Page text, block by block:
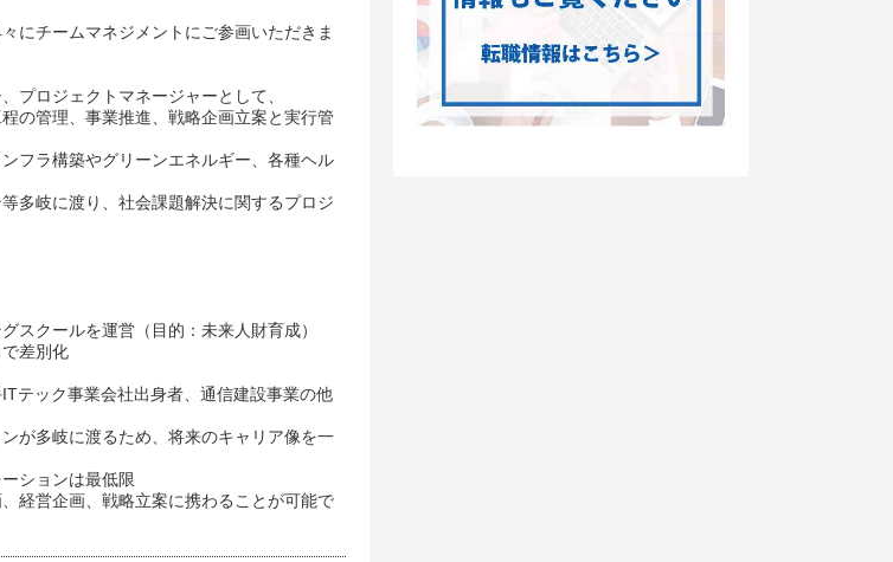
にチームマネジメントにご参画いただきま
プロジェクトマネージャーとして、
の管理、事業推進、戦略企画立案と実行管
フラ構築やグリーンエネルギー、各種ヘル
多岐に渡り、社会課題解決に関するプロジ
スクールを運営（目的：未来人財育成）
差別化
テック事業会社出身者、通信建設事業の他
が多岐に渡るため、将来のキャリア像を一
ションは最低限
経営企画、戦略立案に携わることが可能で